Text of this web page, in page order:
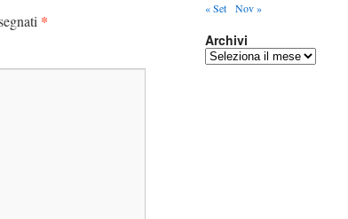
*
« Set Nov »
Archivi
Archivi